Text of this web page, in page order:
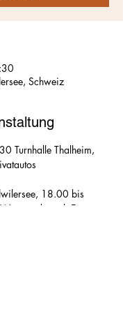
Schweiz
danach Essen